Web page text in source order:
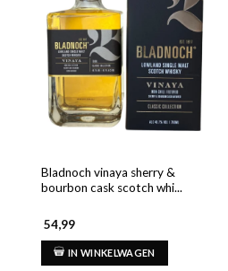
Bladnoch vinaya sherry &
bourbon cask scotch whi...
54,99
IN WINKELWAGEN